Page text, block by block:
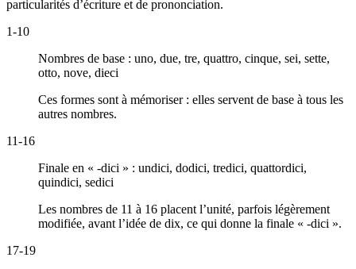
particularités d’écriture et de prononciation.
1-10
Nombres de base : uno, due, tre, quattro, cinque, sei, sette,
otto, nove, dieci
Ces formes sont à mémoriser : elles servent de base à tous les
autres nombres.
11-16
Finale en « -dici » : undici, dodici, tredici, quattordici,
quindici, sedici
Les nombres de 11 à 16 placent l’unité, parfois légèrement
modifiée, avant l’idée de dix, ce qui donne la finale « -dici ».
17-19